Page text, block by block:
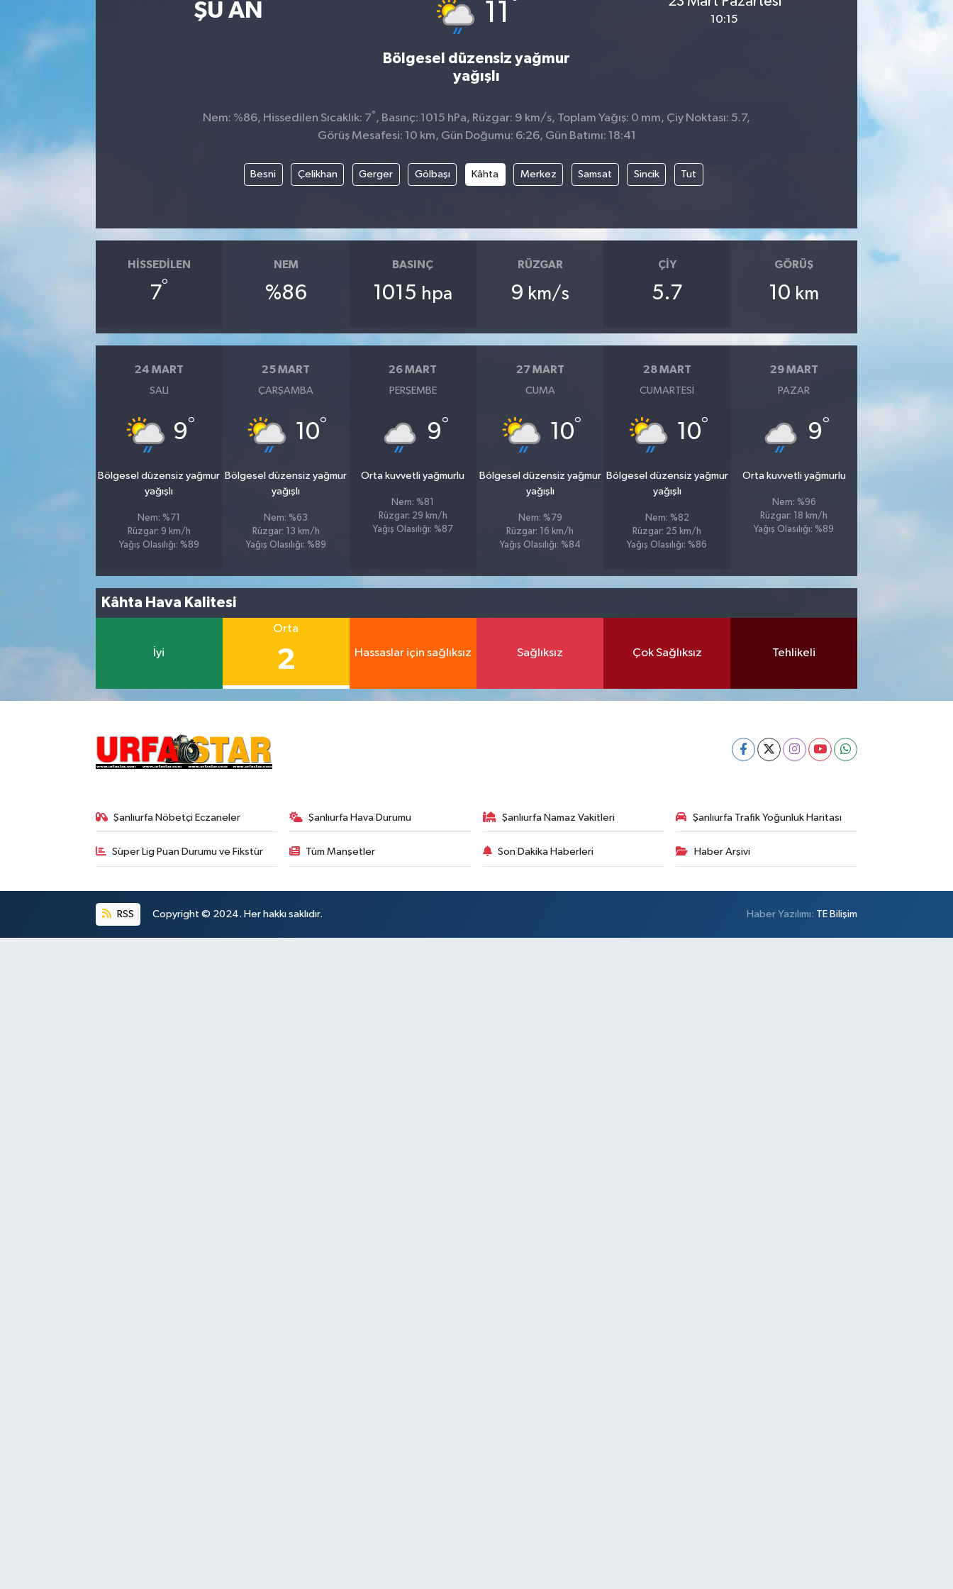
ŞU AN 11
Bölgesel düzensiz yağmur
yağışlı
10:15
Nem: %86, Hissedilen Sıcaklık: 7° , Basınç: 1015 hPa, Rüzgar: 9 km/s, Toplam Yağış: 0 mm, Çiy Noktası: 5.7,
Görüş Mesafesi: 10 km, Gün Doğumu: 6:26, Gün Batımı: 18:41
Besni Çelikhan Gerger Gölbaşı Kâhta Merkez Samsat Sincik Tut
HISSEDILEN
7°
NEM
%86
BASINÇ
1015 hpa
RÜZGAR
9 km/s
ÇIY
5.7
GÖRÜŞ
10 km
24 MART
SALI
9°
Bölgesel düzensiz yağmur
yağışlı
Nem: %71
Rüzgar: 9 km/h
Yağış Olasılığı: %89
25 MART
ÇARŞAMBA
10°
Bölgesel düzensiz yağmur
yağışlı
Nem: %63
Rüzgar: 13 km/h
Yağış Olasılığı: %89
26 MART
PERŞEMBE
9°
Orta kuvvetli yağmurlu
Nem: %81
Rüzgar: 29 km/h
Yağış Olasılığı: %87
27 MART
CUMA
10°
Bölgesel düzensiz yağmur
yağışlı
Nem: %79
Rüzgar: 16 km/h
Yağış Olasılığı: %84
28 MART
CUMARTESI
10°
Bölgesel düzensiz yağmur
yağışlı
Nem: %82
Rüzgar: 25 km/h
Yağış Olasılığı: %86
29 MART
PAZAR
9°
Orta kuvvetli yağmurlu
Nem: %96
Rüzgar: 18 km/h
Yağış Olasılığı: %89
Kâhta Hava Kalitesi
İyi
Orta
2 Hassaslar için sağlıksız Sağlıksız Çok Sağlıksız Tehlikeli
Şanlıurfa Nöbetçi Eczaneler Şanlıurfa Hava Durumu Şanlıurfa Namaz Vakitleri Şanlıurfa Trafik Yoğunluk Haritası
Süper Lig Puan Durumu ve Fikstür Tüm Manşetler Son Dakika Haberleri Haber Arşivi
RSS Copyright © 2024. Her hakkı saklıdır. Haber Yazılımı: TE Bilişim